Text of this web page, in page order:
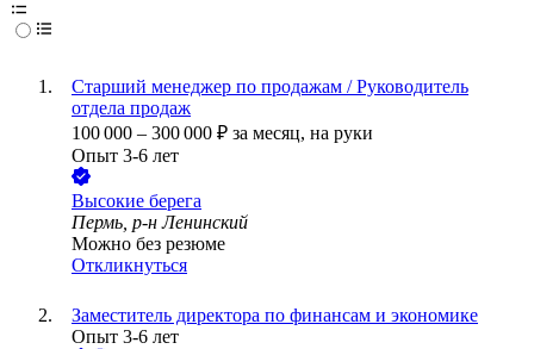
Старший менеджер по продажам / Руководитель
отдела продаж
100 000 – 300 000 ₽ за месяц, на руки
Опыт 3-6 лет
Высокие берега
Пермь, р-н Ленинский
Можно без резюме
Откликнуться
Заместитель директора по финансам и экономике
Опыт 3-6 лет